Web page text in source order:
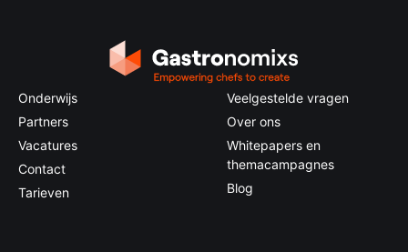
Onderwijs
Partners
Vacatures
Contact
Tarieven
Veelgestelde vragen
Over ons
Whitepapers en
themacampagnes
Blog